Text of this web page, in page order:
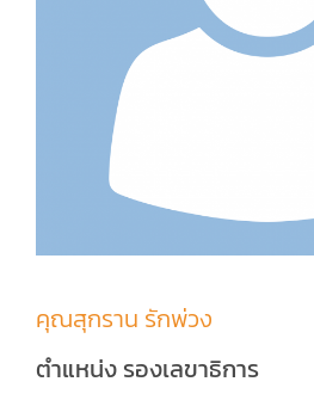
คุณสุกราน รักพ่วง
ตำแหน่ง รองเลขาธิการ